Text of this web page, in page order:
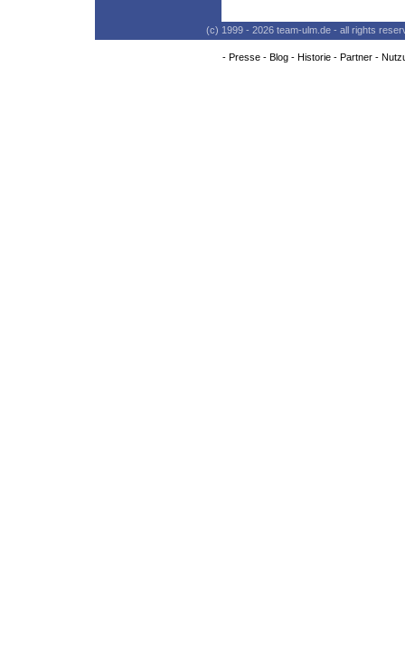
(c) 1999 - 2026 team-ulm.de - all rights
- Presse- Blog- Historie- Partner-